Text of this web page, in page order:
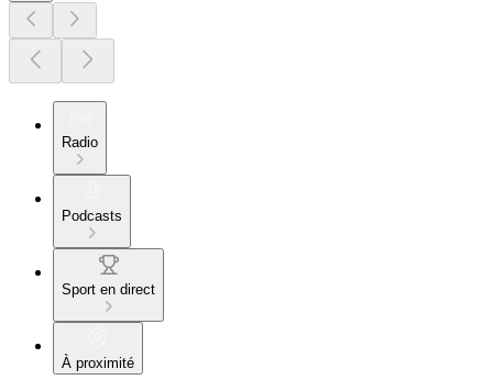
Radio
Podcasts
Sport en direct
À proximité